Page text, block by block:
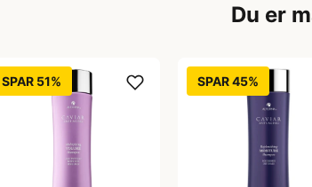
Du er
SPAR 51% SPAR 45%